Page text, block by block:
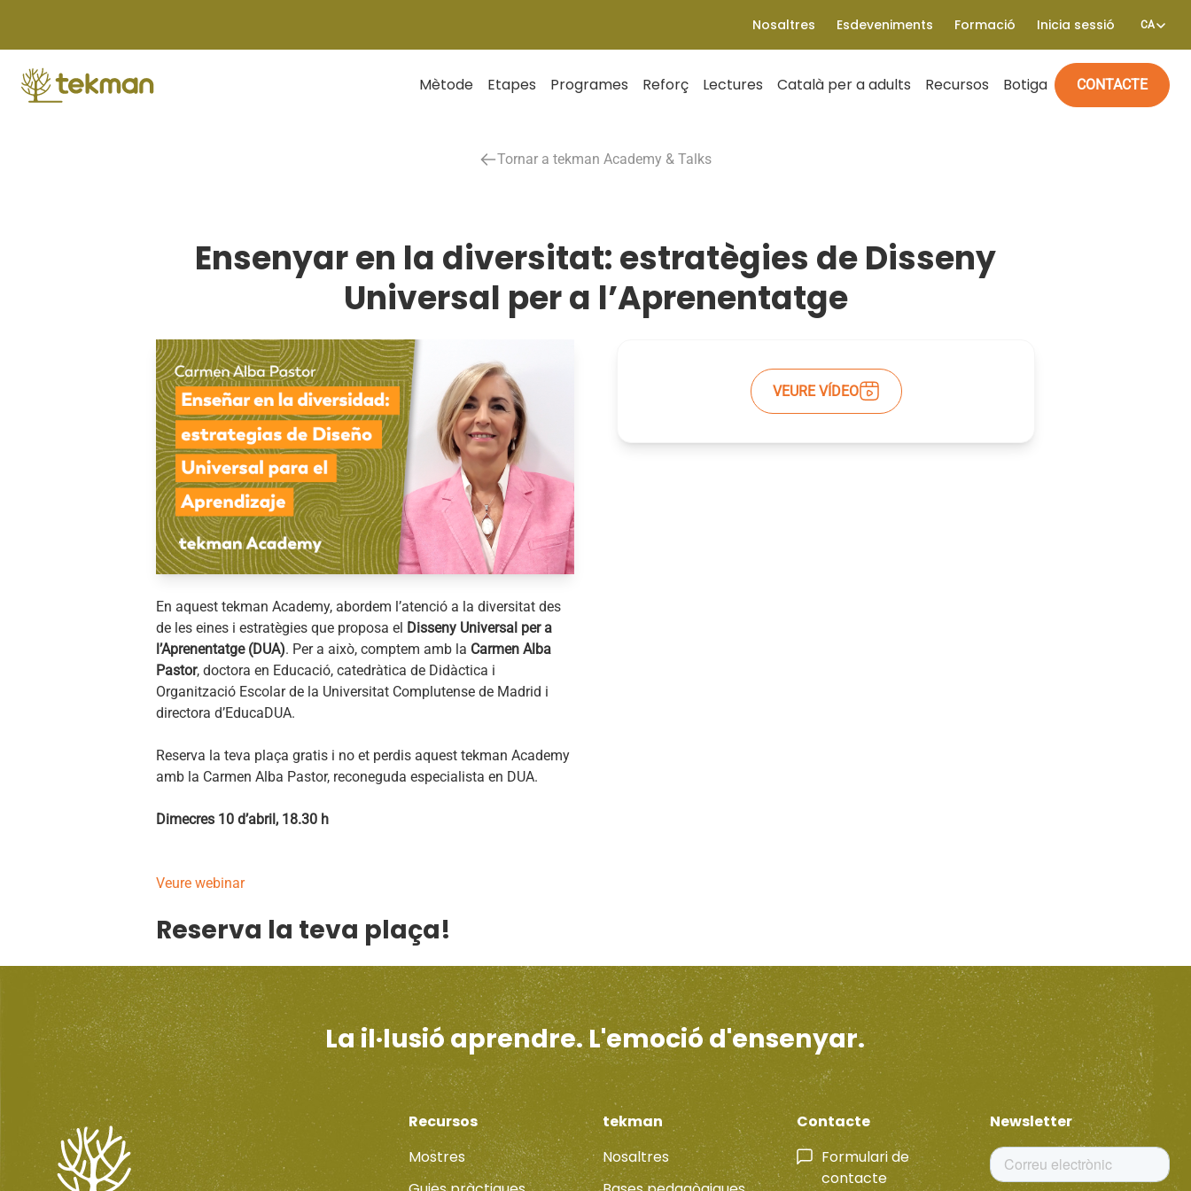
content
Nosaltres Esdeveniments Formació Inicia sessió CA
Mètode Etapes Programes Reforç Lectures Català per a adults Recursos Botiga CONTACTE
Tornar a tekman Academy & Talks
Ensenyar en la diversitat: estratègies de Disseny
Universal per a l’Aprenentatge
En aquest tekman Academy, abordem l’atenció a la diversitat des
de les eines i estratègies que proposa el Disseny Universal per a
l’Aprenentatge (DUA). Per a això, comptem amb la Carmen Alba
Pastor, doctora en Educació, catedràtica de Didàctica i
Organització Escolar de la Universitat Complutense de Madrid i
directora d’EducaDUA.
Reserva la teva plaça gratis i no et perdis aquest tekman Academy
amb la Carmen Alba Pastor, reconeguda especialista en DUA.
Dimecres 10 d’abril, 18.30 h
Veure webinar
Reserva la teva plaça!
VEURE VÍDEO
La il·lusió aprendre. L'emoció d'ensenyar.
Recursos
Mostres
tekman
Nosaltres
Contacte
Formulari de
contacte
Newsletter